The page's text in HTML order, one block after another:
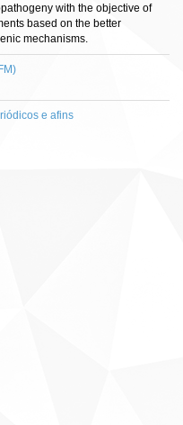
with the objective of
based on the better
mechanisms.
e afins